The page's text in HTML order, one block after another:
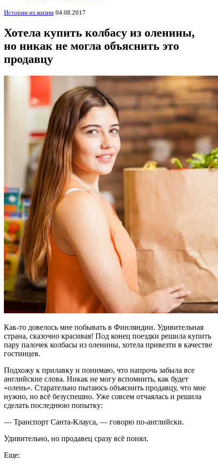
Истории из жизни 04.08.2017
Хотела купить колбасу из оленины,
но никак не могла объяснить это
продавцу
Как-то довелось мне побывать в Финляндии. Удивительная
страна, сказочно красивая! Под конец поездки решила купить
пару палочек колбасы из оленины, хотела привезти в качестве
гостинцев.
Подхожу к прилавку и понимаю, что напрочь забыла все
английские слова. Никак не могу вспомнить, как будет
«олень». Старательно пытаюсь объяснить продавцу, что мне
нужно, но всё безуспешно. Уже совсем отчаялась и решила
сделать последнюю попытку:
— Транспорт Санта-Клауса, — говорю по-английски.
Удивительно, но продавец сразу всё понял.
Еще: